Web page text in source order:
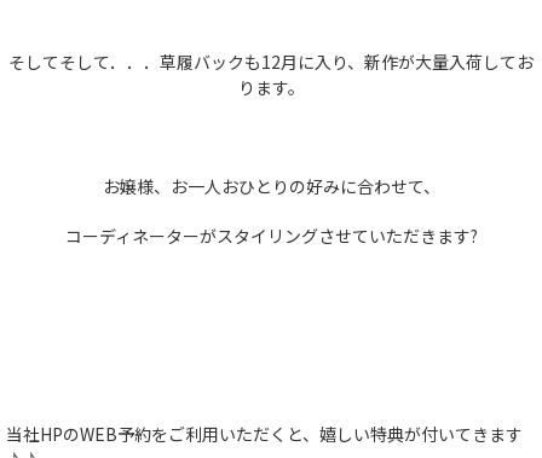
そしてそして．．．草履バックも12月に入り、新作が大量入荷してお
ります。
お嬢様、お一人おひとりの好みに合わせて、
コーディネーターがスタイリングさせていただきます?
当社HPのWEB予約をご利用いただくと、嬉しい特典が付いてきます